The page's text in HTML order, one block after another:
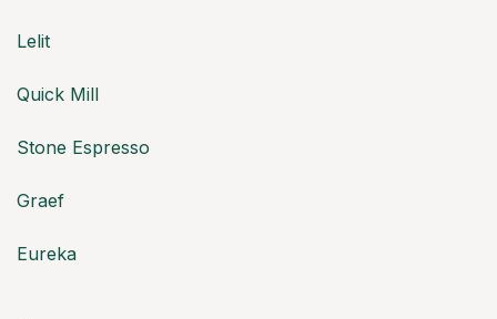
Lelit
Quick Mill
Stone Espresso
Graef
Eureka